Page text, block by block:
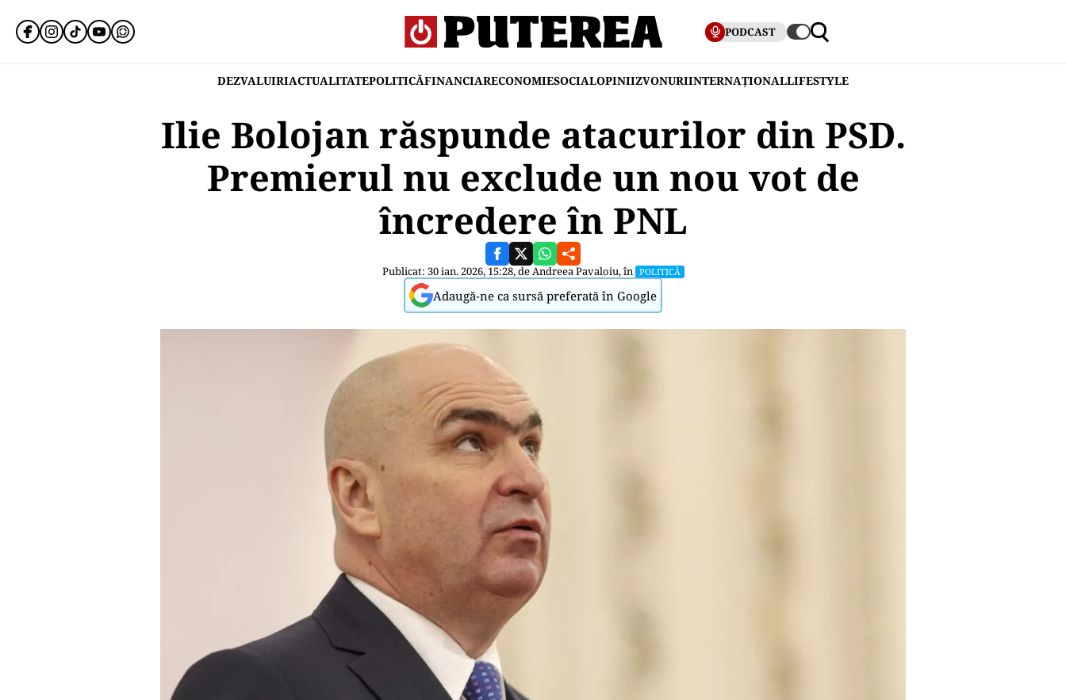
PODCAST
DEZVALUIRIACTUALITATEPOLITICĂFINANCIARECONOMIESOCIALOPINIIZVONURIINTERNAȚIONALLIFESTYLE
Ilie Bolojan răspunde atacurilor din PSD.
Premierul nu exclude un nou vot de
încredere în PNL
Publicat: 30 ian. 2026, 15:28, deAndreea Pavaloiu, în POLITICĂ
Adaugă-ne ca sursă preferată în Google